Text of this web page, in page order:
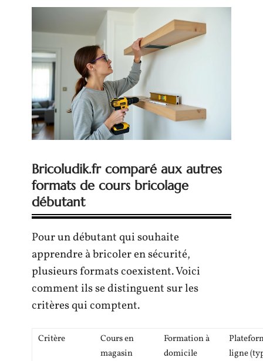
Bricoludik.fr comparé aux autres
formats de cours bricolage
débutant
Pour un débutant qui souhaite
apprendre à bricoler en sécurité,
plusieurs formats coexistent. Voici
comment ils se distinguent sur les
critères qui comptent.
Critère
Cours en
magasin
Formation à
domicile
ligne